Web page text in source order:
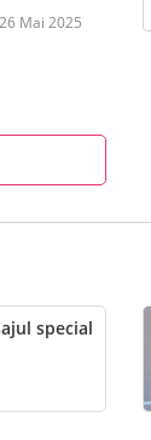
26 Mai 2025
special